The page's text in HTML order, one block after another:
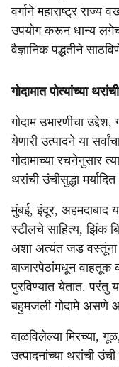
वर्गाने महाराष्ट्र
उपयोग करून धान्य लगेच
वैज्ञानिक पद्धतीने
गोदामात पोत्यांच्या
गोदाम उभारणीचा
येणारी उत्पादने या
गोदामाच्या रचनेनुसार
थरांची उंचीसुद्धा
मुंबई, इंदूर, अहमदाबाद
स्टीलचे साहित्य, झिंक
अशा अत्यंत जड वस्तूंना
बाजारपेठांमधून वाहतूक
पुरविण्यात येतात. परंतु
बहुमजली गोदामे
वाळविलेल्या मिरच्या,
उत्पादनांच्या थरांची